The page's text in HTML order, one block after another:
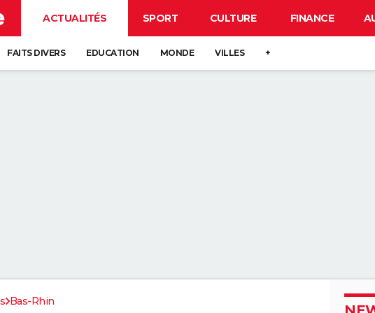
ACTUALITÉS SPORT CULTURE FINANCE
FAITS DIVERS EDUCATION MONDE VILLES +
Bas-Rhin